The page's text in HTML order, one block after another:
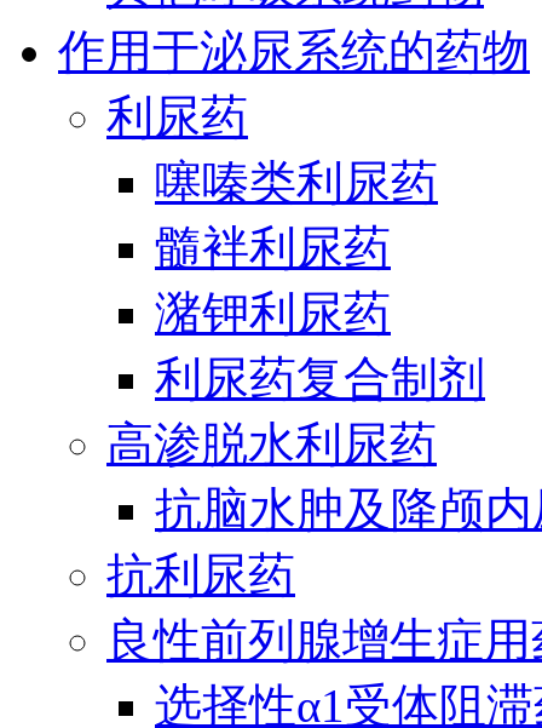
作用于泌尿系统的药物
利尿药
噻嗪类利尿药
髓袢利尿药
潴钾利尿药
利尿药复合制剂
高渗脱水利尿药
抗脑水肿及降颅
抗利尿药
良性前列腺增生症
选择性α1受体阻